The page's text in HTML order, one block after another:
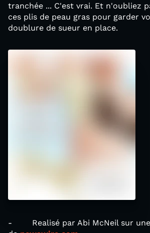
tranchée ... C'est vrai. Et n'oubliez
ces plis de peau gras pour garder
doublure de sueur en place.
- Realisé par Abi McNeil sur une